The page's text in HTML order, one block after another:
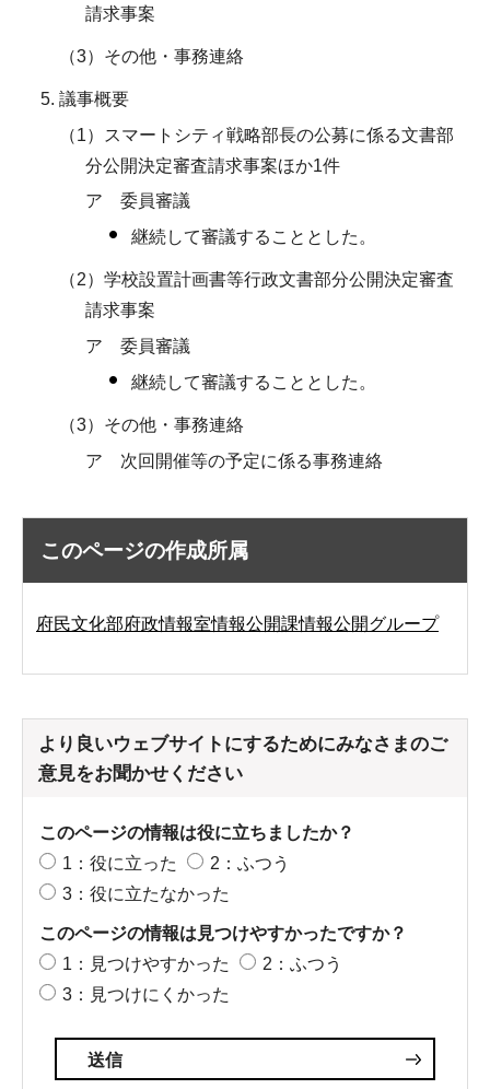
請求事案
（3）その他・事務連絡
議事概要
（1）スマートシティ戦略部長の公募に係る文書部
分公開決定審査請求事案ほか1件
ア 委員審議
継続して審議することとした。
（2）学校設置計画書等行政文書部分公開決定審査
請求事案
ア 委員審議
継続して審議することとした。
（3）その他・事務連絡
ア 次回開催等の予定に係る事務連絡
このページの作成所属
府民文化部府政情報室情報公開課情報公開グループ
より良いウェブサイトにするためにみなさまのご
意見をお聞かせください
このページの情報は役に立ちましたか？
1：役に立った
2：ふつう
3：役に立たなかった
このページの情報は見つけやすかったですか？
1：見つけやすかった
2：ふつう
3：見つけにくかった